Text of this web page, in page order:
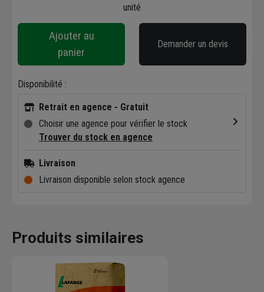
unité
Ajouter au
panier
Demander un devis
Disponibilité :
Retrait en agence - Gratuit
Choisir une agence pour vérifier le stock
Trouver du stock en agence
Livraison
Livraison disponible selon stock agence
Produits similaires